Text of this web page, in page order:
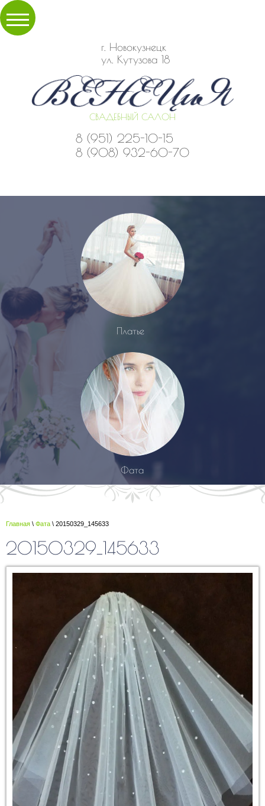
г. Новокузнецк
ул. Кутузова 18
СВАДЕБНЫЙ САЛОН
8 (951) 225-10-15
8 (908) 932-60-70
Платье
Фата
Главная \ Фата \ 20150329_145633
20150329_145633